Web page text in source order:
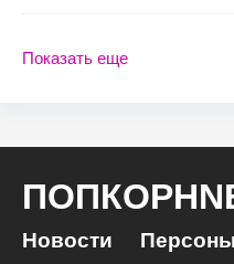
Показать еще
Новости Персоны